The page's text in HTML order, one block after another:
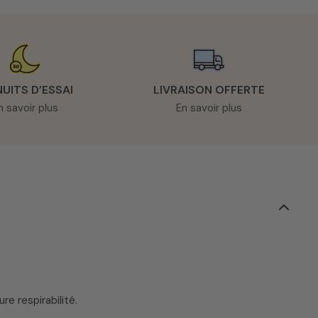
D’ESSAI
savoir plus
LIVRAISON OFFERTE
En savoir plus
respirabilité.